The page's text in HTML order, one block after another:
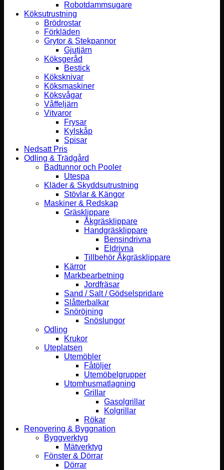
Robotdammsugare
Köksutrustning
Brödrostar
Förkläden
Grytor & Stekpannor
Gjutjärn
Köksgeråd
Bestick
Köksknivar
Köksmaskiner
Köksvågar
Våffeljärn
Vitvaror
Frysar
Kylskåp
Spisar
Nedsatt Pris
Odling & Trädgård
Badtunnor och Pooler
Utespa
Kläder & Skyddsutrustning
Stövlar & Kängor
Maskiner & Redskap
Gräsklippare
Åkgräsklippare
Handgräsklippare
Bensindrivna
Eldrivna
Tillbehör Åkgräsklippare
Kärror
Markbearbetning
Jordfräsar
Sand / Salt / Gödselspridare
Slåtterbalkar
Snöröjning
Snöslungor
Odling
Krukor
Uteplatsen
Utemöbler
Fåtöljer
Utemöbelgrupper
Utomhusmatlagning
Grillar
Gasolgrillar
Kolgrillar
Rökar
Renovering & Byggnation
Byggverktyg
Mätverktyg
Fönster & Dörrar
Dörrar